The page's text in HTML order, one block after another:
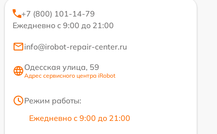
+7 (800) 101-14-79
Ежедневно с 9:00 до 21:00
info@irobot-repair-center.ru
Одесская улица, 59
Адрес сервисного центра iRobot
Режим работы:
Ежедневно с 9:00 до 21:00